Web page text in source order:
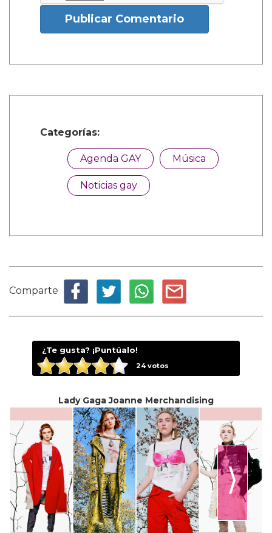
Publicar Comentario
Categorías:
Agenda GAY Música
Noticias gay
Comparte
¿Te gusta? ¡Puntúalo!
24votos
Lady Gaga Joanne Merchandising
⟩